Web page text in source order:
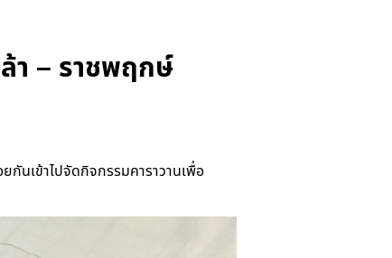
า – ราชพฤกษ์
นเข้าไปจัดกิจกรรมคาราวานเพื่อ